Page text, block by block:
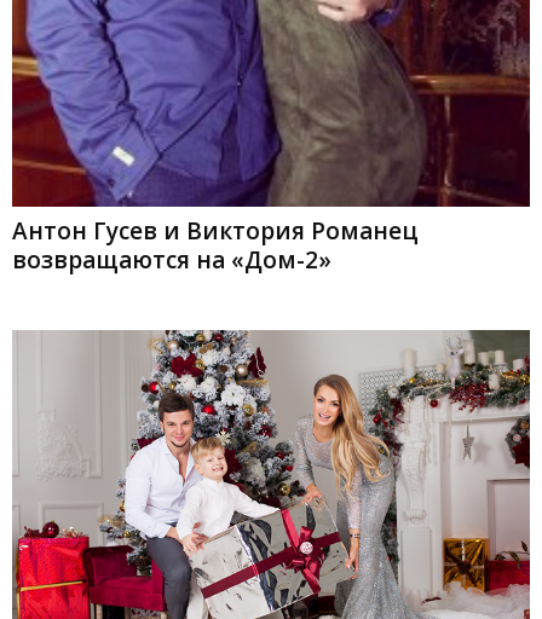
Антон Гусев и Виктория Романец
возвращаются на «Дом-2»